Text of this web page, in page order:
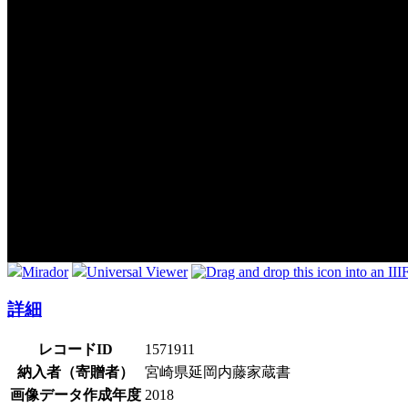
Mirador Universal Viewer
詳細
レコードID
1571911
納入者（寄贈者）
宮崎県延岡内藤家蔵書
画像データ作成年度 2018